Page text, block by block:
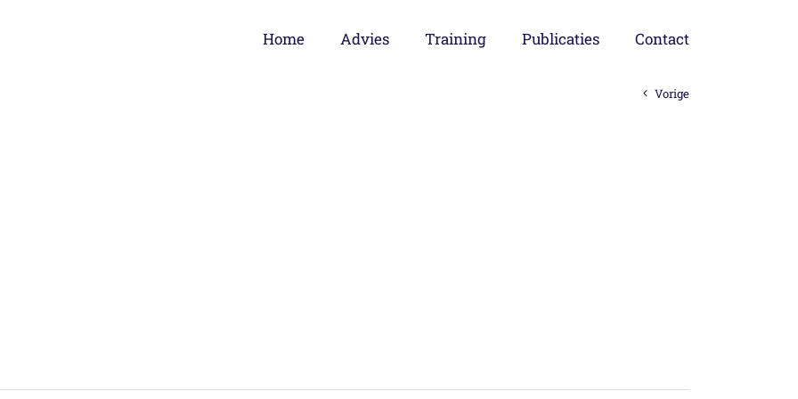
Home Advies Training Publicaties Contact
Vorige